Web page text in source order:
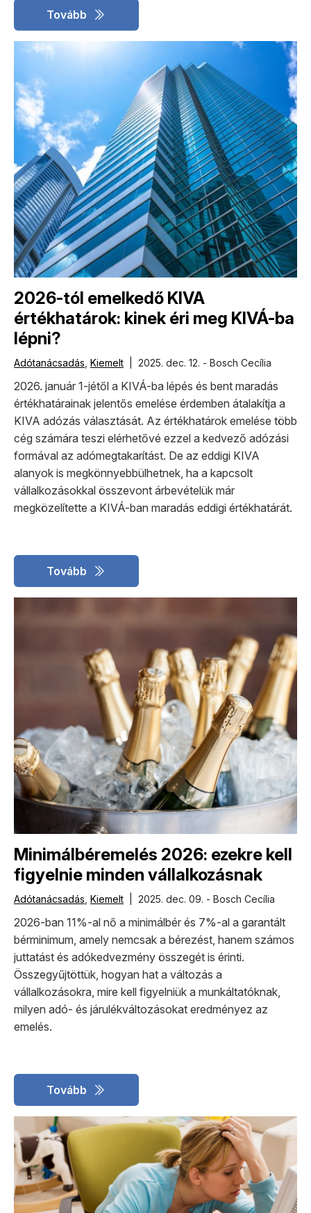
Tovább
2026-tól emelkedő KIVA
értékhatárok: kinek éri meg KIVÁ-ba
lépni?
Adótanácsadás Kiemelt | 2025. dec. 12. - Bosch Cecília
2026. január 1-jétől a KIVÁ-ba lépés és bent maradás
értékhatárainak jelentős emelése érdemben átalakítja a
KIVA adózás választását. Az értékhatárok emelése több
cég számára teszi elérhetővé ezzel a kedvező adózási
formával az adómegtakarítást. De az eddigi KIVA
alanyok is megkönnyebbülhetnek, ha a kapcsolt
vállalkozásokkal összevont árbevételük már
megközelítette a KIVÁ-ban maradás eddigi értékhatárát.
Tovább
Minimálbéremelés 2026: ezekre kell
figyelnie minden vállalkozásnak
Adótanácsadás Kiemelt | 2025. dec. 09. - Bosch Cecília
2026-ban 11%-al nő a minimálbér és 7%-al a garantált
bérminimum, amely nemcsak a bérezést, hanem számos
juttatást és adókedvezmény összegét is érinti.
Összegyűjtöttük, hogyan hat a változás a
vállalkozásokra, mire kell figyelniük a munkáltatóknak,
milyen adó- és járulékváltozásokat eredményez az
emelés.
Tovább